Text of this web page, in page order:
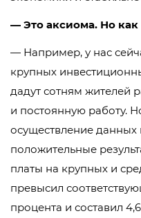
— Это аксиома. Но
— Например, у нас
крупных
дадут сотням жителей
и постоянную работу.
осуществление данных
положительные
платы на крупных и
превысил
процента и составил